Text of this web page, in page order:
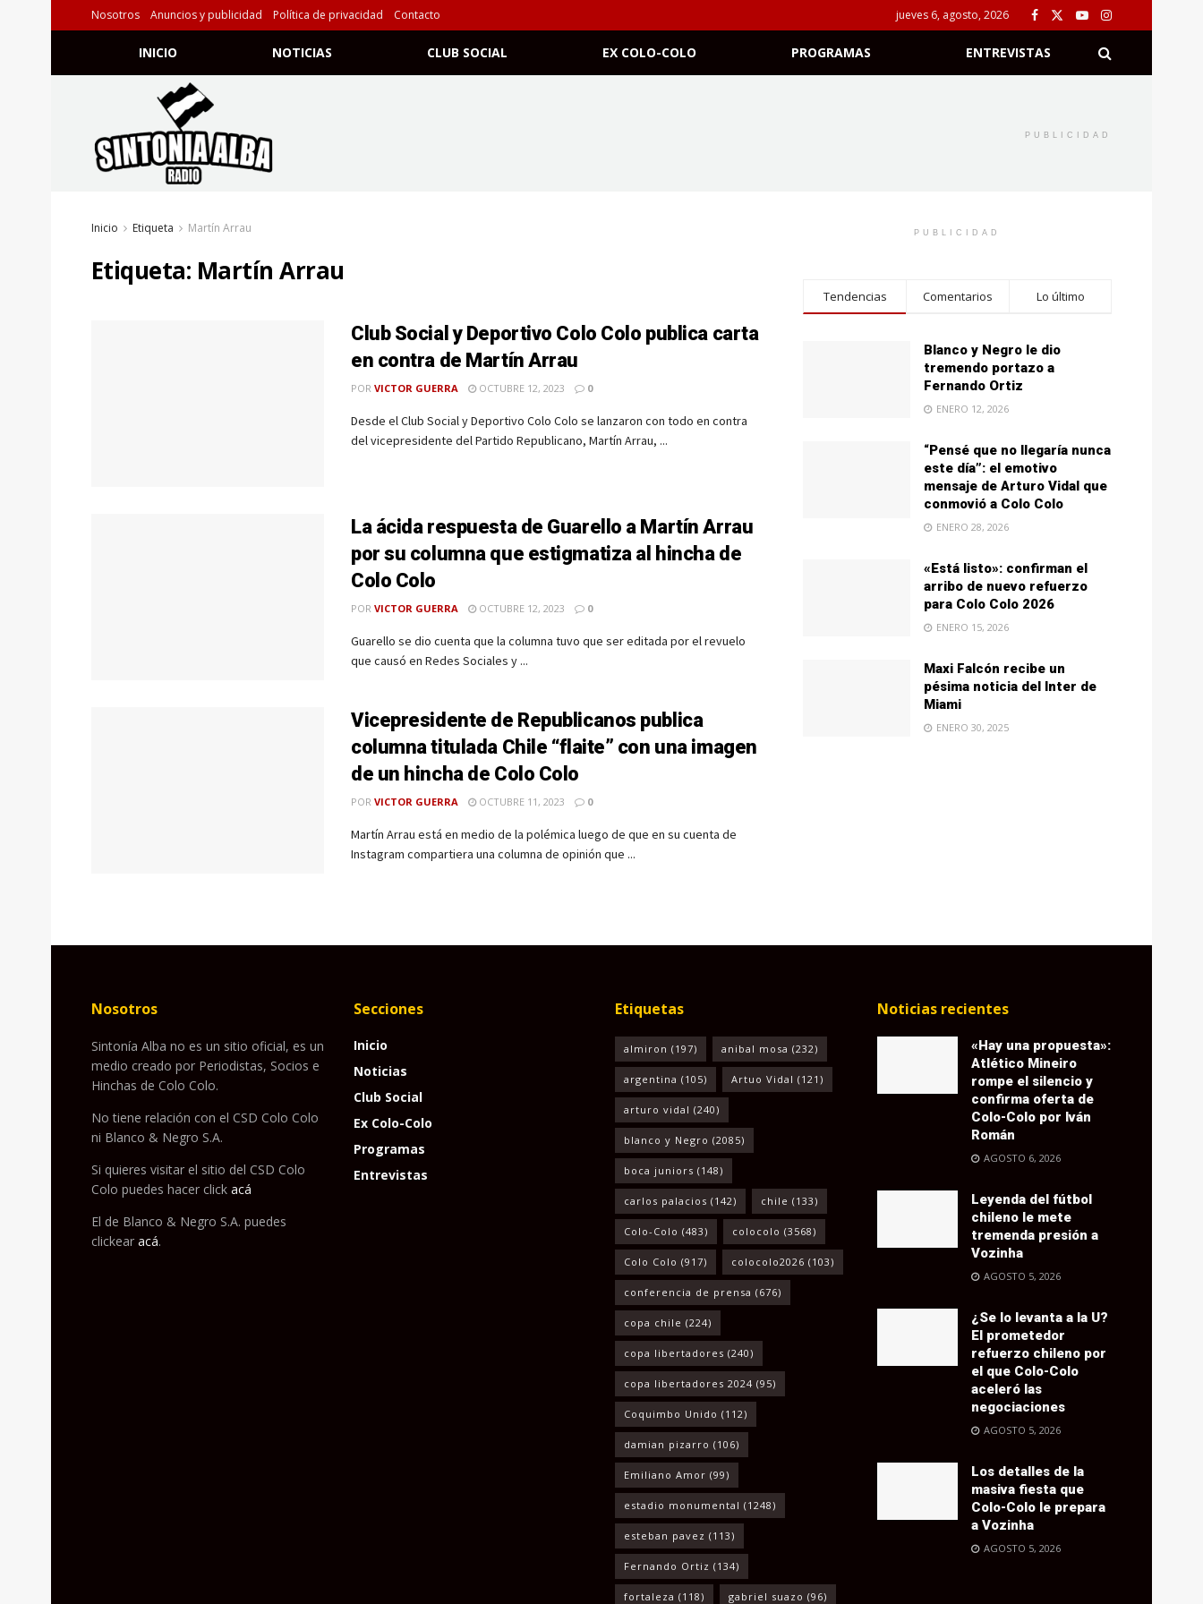
Nosotros Anuncios y publicidad Política de privacidad Contacto jueves 6, agosto, 2026
INICIO NOTICIAS CLUB SOCIAL EX COLO-COLO PROGRAMAS ENTREVISTAS
PUBLICIDAD
Inicio Etiqueta Martín Arrau
Etiqueta: Martín Arrau
Club Social y Deportivo Colo Colo publica carta
en contra de Martín Arrau
POR VICTOR GUERRA OCTUBRE 12, 2023 0
Desde el Club Social y Deportivo Colo Colo se lanzaron con todo en contra
del vicepresidente del Partido Republicano, Martín Arrau, ...
La ácida respuesta de Guarello a Martín Arrau
por su columna que estigmatiza al hincha de
Colo Colo
POR VICTOR GUERRA OCTUBRE 12, 2023 0
Guarello se dio cuenta que la columna tuvo que ser editada por el revuelo
que causó en Redes Sociales y ...
Vicepresidente de Republicanos publica
columna titulada Chile “flaite” con una imagen
de un hincha de Colo Colo
POR VICTOR GUERRA OCTUBRE 11, 2023 0
Martín Arrau está en medio de la polémica luego de que en su cuenta de
Instagram compartiera una columna de opinión que ...
PUBLICIDAD
Tendencias Comentarios Lo último
Blanco y Negro le dio
tremendo portazo a
Fernando Ortiz
ENERO 12, 2026
“Pensé que no llegaría nunca
este día”: el emotivo
mensaje de Arturo Vidal que
conmovió a Colo Colo
ENERO 28, 2026
«Está listo»: confirman el
arribo de nuevo refuerzo
para Colo Colo 2026
ENERO 15, 2026
Maxi Falcón recibe un
pésima noticia del Inter de
Miami
ENERO 30, 2025
Nosotros
Sintonía Alba no es un sitio oficial, es un
medio creado por Periodistas, Socios e
Hinchas de Colo Colo.
No tiene relación con el CSD Colo Colo
ni Blanco & Negro S.A.
Si quieres visitar el sitio del CSD Colo
Colo puedes hacer click acá
El de Blanco & Negro S.A. puedes
clickear acá.
Secciones
Inicio
Noticias
Club Social
Ex Colo-Colo
Programas
Entrevistas
Etiquetas
almiron (197) anibal mosa (232)
argentina (105) Artuo Vidal (121)
arturo vidal (240)
blanco y Negro (2085)
boca juniors (148)
carlos palacios (142) chile (133)
Colo-Colo (483) colocolo (3568)
Colo Colo (917) colocolo2026 (103)
conferencia de prensa (676)
copa chile (224)
copa libertadores (240)
copa libertadores 2024 (95)
Coquimbo Unido (112)
damian pizarro (106)
Emiliano Amor (99)
estadio monumental (1248)
esteban pavez (113)
Fernando Ortiz (134)
fortaleza (118) gabriel suazo (96)
Noticias recientes
«Hay una propuesta»:
Atlético Mineiro
rompe el silencio y
confirma oferta de
Colo-Colo por Iván
Román
AGOSTO 6, 2026
Leyenda del fútbol
chileno le mete
tremenda presión a
Vozinha
AGOSTO 5, 2026
¿Se lo levanta a la U?
El prometedor
refuerzo chileno por
el que Colo-Colo
aceleró las
negociaciones
AGOSTO 5, 2026
Los detalles de la
masiva fiesta que
Colo-Colo le prepara
a Vozinha
AGOSTO 5, 2026